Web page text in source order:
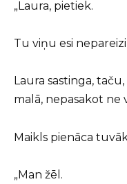
„Laura, pietiek.
Tu viņu esi
Laura sastinga,
malā, nepasakot ne
Maikls pienāca
„Man žēl.